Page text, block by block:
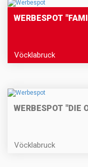
WERBESPOT
Vöcklabruck
WERBESPOT "DIE
Vöcklabruck